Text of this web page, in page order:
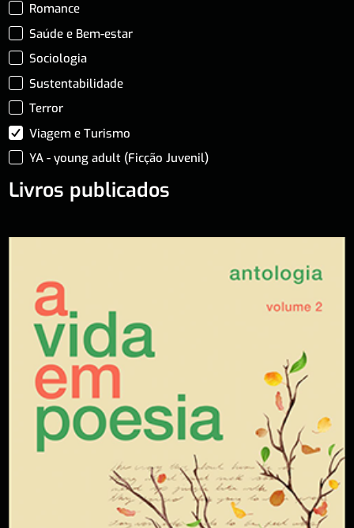
Romance
Saúde e Bem-estar
Sociologia
Sustentabilidade
Terror
Viagem e Turismo
YA - young adult (Ficção Juvenil)
Livros publicados